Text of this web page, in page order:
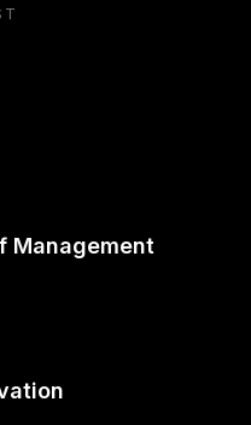
Management